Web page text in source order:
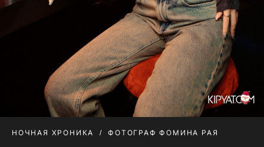
НОЧНАЯ ХРОНИКА ФОТОГРАФ ФОМИНА РАЯ